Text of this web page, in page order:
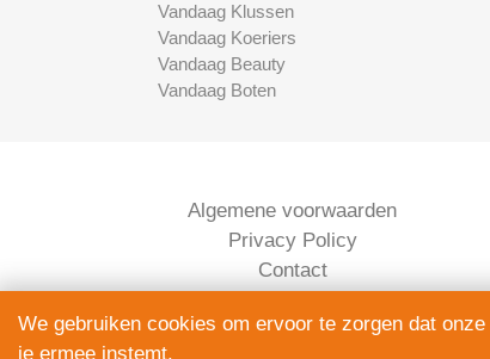
Vandaag Klussen
Vandaag Koeriers
Vandaag Beauty
Vandaag Boten
Algemene voorwaarden
Privacy Policy
Contact
We gebruiken cookies om ervoor te zorgen dat
je ermee instemt.